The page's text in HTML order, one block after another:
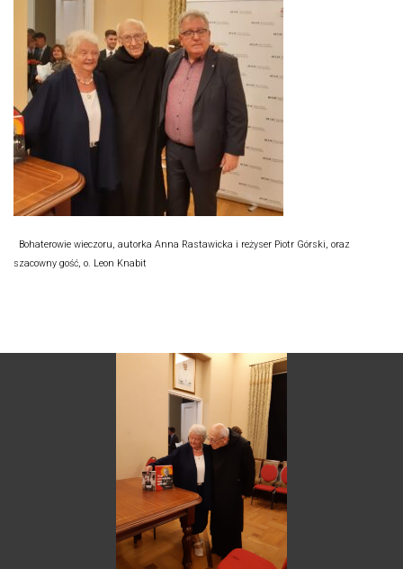
Bohaterowie wieczoru, autorka Anna Rastawicka i reżyser Piotr Górski, oraz
szacowny gość, o. Leon Knabit